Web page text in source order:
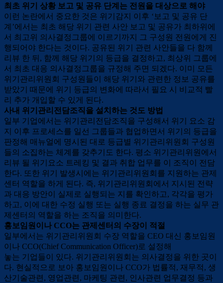
최초 위기 상황 보고 및 공유 단계는 전원을 대상으로 해야
이런 논란에서 중요한 것은 위기감지 이후 ‘보고 및 공유 단
계’에서는 최초 해당 위기 관련 사안 보고 및 공유가 최하위에
서 최고위 의사결정그룹에 이르기까지 그 구성원 전원에게 진
행되어야 한다는 것이다. 공유된 위기 관련 사안들을 다 함께
리뷰 한 뒤, 함께 해당 위기의 등급을 결정하고, 최상위 그룹에
서 최초 대응 의사결정그룹을 규정해 주면 되겠다. 이미 모든
위기관리위원회 구성원들이 해당 위기와 관련한 정보 공유를
받았기 때문에 위기 등급의 변화에 따라서 필요 시 비교적 빨
리 추가 개입할 수 있게 된다.
사내 위기관리전담조직을 설치하는 것도 방법
일부 기업에서는 위기관리전담조직을 구성해서 위기 요소 감
지 이후 프로세스를 일선 그룹들과 협업하면서 위기의 등급을
판정해 매뉴얼에 명시된 대로 등급별 위기관리위원회 구성원
들의 소집하는 체계를 갖추기도 한다. 평소 위기관리위원에서
리뷰 될 위기요소 트레킹 및 결과 취합 업무를 이 조직이 전담
한다. 또한 위기 발생시에는 위기관리위원회를 지원하는 관제
센터 역할을 하게 된다. 즉, 위기관리위원회에서 지시된 전략
과 대응 방안이 실제로 실행되는 지를 확인하고, 각각을 평가
하고, 이에 대한 수정 실행 또는 실행 종료 결정을 하는 실무 관
제센터의 역할을 하는 조직을 의미한다.
홍보임원이나 CCO는 관제센터의 수장이 적절
일부에서는 위기관리위원회 수장 역할을 CEO 대신 홍보임원
이나 CCO(Chief Communication Officer)로 설정해
놓는 기업들이 있다. 위기관리위원회는 의사결정을 위한 곳이
다. 현실적으로 보아 홍보임원이나 CCO가 법률적, 재무적, 생
산기술관련, 영업관련, 마케팅 관련, 인사관련 업무결정 등과